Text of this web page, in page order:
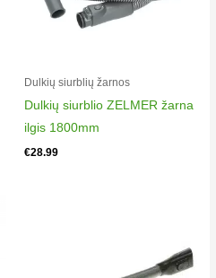
Dulkių siurblių žarnos
Dulkių siurblio ZELMER žarna
ilgis 1800mm
€28.99